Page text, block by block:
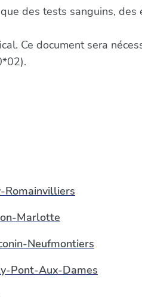
des tests sanguins, des
Ce document sera
Romainvilliers
Marlotte
Neufmontiers
Pont-Aux-Dames